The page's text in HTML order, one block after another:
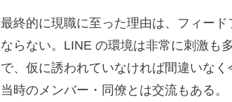
最終的に現職に至った理由は、フィー
ならない。LINE の環境は非常に刺激も
で、仮に誘われていなければ間違いな
当時のメンバー・同僚とは交流もある。